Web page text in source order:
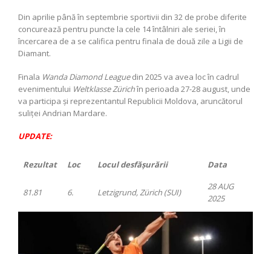
Din aprilie până în septembrie sportivii din 32 de probe diferite
concurează pentru puncte la cele 14 întâlniri ale seriei, în
încercarea de a se califica pentru finala de două zile a Ligii de
Diamant.
Finala Wanda Diamond Leaguedin 2025 va avea loc în cadrul
evenimentului Weltklasse Zürichîn perioada 27-28 august, unde
va participa și reprezentantul Republicii Moldova, aruncătorul
suliței Andrian Mardare.
UPDATE:
Rezultat Loc Locul desfășurării Data
81.81 6. Letzigrund, Zürich (SUI)
28 AUG
2025